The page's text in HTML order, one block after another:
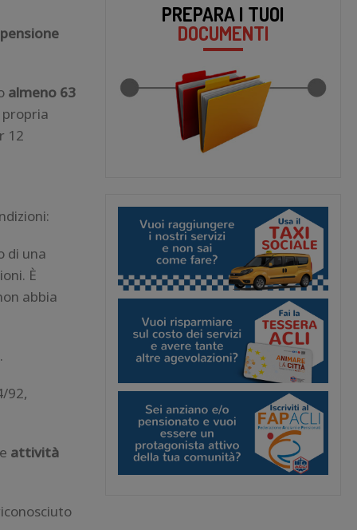
almeno 63
12
di una
È
abbia
92,
attività
PREPARA I TUOI
DOCUMENTI